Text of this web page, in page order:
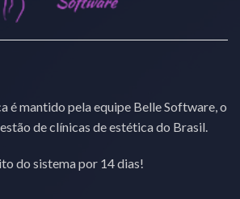
é mantido pela equipe Belle Software, o
de clínicas de estética do Brasil.
do sistema por 14 dias!